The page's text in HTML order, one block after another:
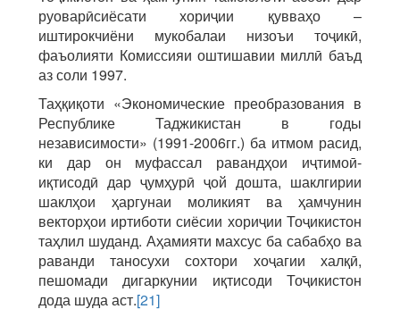
руоварӣсиёсати хориҷии қувваҳо –
иштирокчиёни мукобалаи низоъи тоҷикӣ,
фаъолияти Комиссияи оштишавии миллӣ баъд
аз соли 1997.
Таҳқиқоти «Экономические преобразования в
Республике Таджикистан в годы
независимости» (1991-2006гг.) ба итмом расид,
ки дар он муфассал равандҳои иҷтимоӣ-
иқтисодӣ дар ҷумҳурӣ ҷой дошта, шаклгирии
шаклҳои ҳаргунаи моликият ва ҳамчунин
векторҳои иртиботи сиёсии хориҷии Тоҷикистон
таҳлил шуданд. Аҳамияти махсус ба сабабҳо ва
раванди таносухи сохтори хоҷагии халқӣ,
пешомади дигаркунии иқтисоди Тоҷикистон
дода шуда аст.[21]